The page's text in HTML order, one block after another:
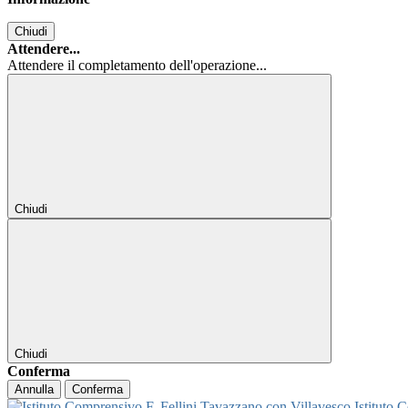
Chiudi
Attendere...
Attendere il completamento dell'operazione...
Chiudi
Chiudi
Conferma
Annulla Conferma